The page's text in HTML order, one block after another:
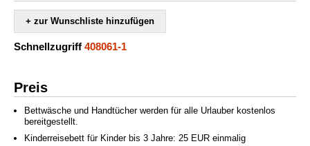
+ zur Wunschliste hinzufügen
Schnellzugriff 408061-1
Preis
Bettwäsche und Handtücher werden für alle Urlauber kostenlos
bereitgestellt.
Kinderreisebett für Kinder bis 3 Jahre: 25 EUR einmalig